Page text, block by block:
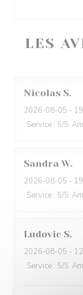
LES
Nicolas S
2026-08-05 -
Service : 5/5
Sandra W
2026-08-05 -
Service : 5/5
Ludovic S
2026-08-05 -
Service : 5/5